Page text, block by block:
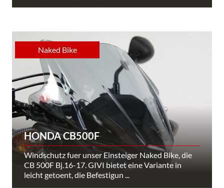
Naked Bike
HONDA CB500F
Windschutz fuer unser Einsteiger Naked Bike, die
CB 500F Bj.16-17. GIVI bietet eine Variante in
leicht getoent, die Befestigun ...